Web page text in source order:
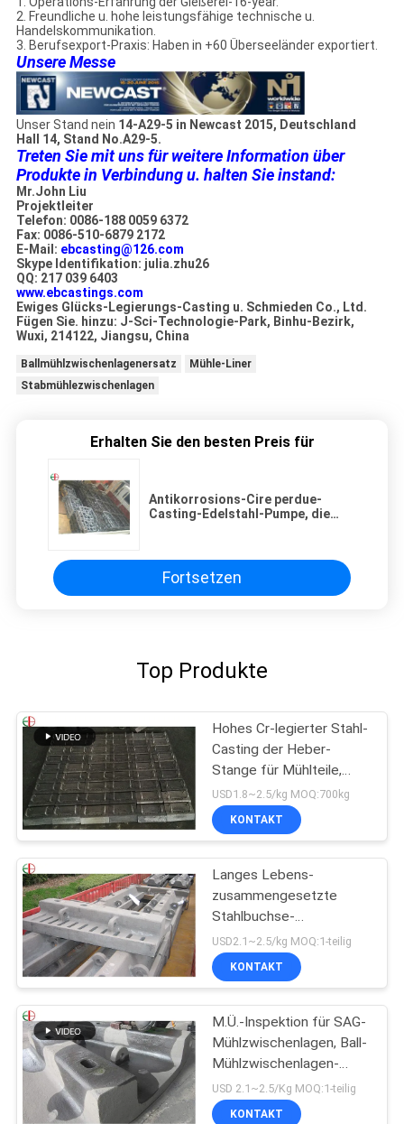
2. Freundliche u. hohe leistungsfähige technische u.
Handelskommunikation.
3. Berufsexport-Praxis: Haben in +60 Überseeländer exportiert.
Unsere Messe
Unser Stand nein 14-A29-5 in Newcast 2015, Deutschland
Hall 14, Stand No.A29-5.
Treten Sie mit uns für weitere Information über
Produkte in Verbindung u. halten Sie instand:
Mr.John Liu
Projektleiter
Telefon: 0086-188 0059 6372
Fax: 0086-510-6879 2172
E-Mail: ebcasting@126.com
Skype Identifikation: julia.zhu26
QQ: 217 039 6403
www.ebcastings.com
Ewiges Glücks-Legierungs-Casting u. Schmieden Co., Ltd.
Fügen Sie. hinzu: J-Sci-Technologie-Park, Binhu-Bezirk,
Wuxi, 214122, Jiangsu, China
Ballmühlzwischenlagenersatz
Mühle-Liner
Stabmühlezwischenlagen
Erhalten Sie den besten Preis für
Antikorrosions-Cire perdue-
Casting-Edelstahl-Pumpe, die
Fortsetzen
Top Produkte
Hohes Cr-legierter Stahl-
Casting der Heber-
Stange für Mühlteile,
haltbares EB2009
USD1.8~2.5/kg MOQ:700kg
KONTAKT
Langes Lebens-
zusammengesetzte
Stahlbuchse-
Gummizwischenlage für
SAG-Mühlball-Mühlen
EB862
USD2.1~2.5/kg MOQ:1-teilig
KONTAKT
M.Ü.-Inspektion für SAG-
Mühlzwischenlagen, Ball-
Mühlzwischenlagen-
Ersatz
USD 2.1~2.5/Kg MOQ:1-teilig
KONTAKT